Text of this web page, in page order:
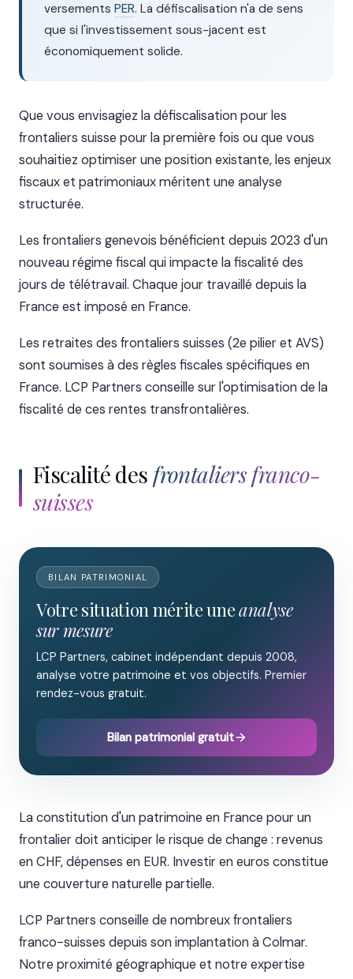
versements PER. La défiscalisation n'a de sens
que si l'investissement sous-jacent est
économiquement solide.
Que vous envisagiez la défiscalisation pour les
frontaliers suisse pour la première fois ou que vous
souhaitiez optimiser une position existante, les enjeux
fiscaux et patrimoniaux méritent une analyse
structurée.
Les frontaliers genevois bénéficient depuis 2023 d'un
nouveau régime fiscal qui impacte la fiscalité des
jours de télétravail. Chaque jour travaillé depuis la
France est imposé en France.
Les retraites des frontaliers suisses (2e pilier et AVS)
sont soumises à des règles fiscales spécifiques en
France. LCP Partners conseille sur l'optimisation de la
fiscalité de ces rentes transfrontalières.
Fiscalité des frontaliers franco-
suisses
BILAN PATRIMONIAL
Votre situation mérite uneanalyse
sur mesure
LCP Partners, cabinet indépendant depuis 2008,
analyse votre patrimoine et vos objectifs. Premier
rendez-vous gratuit.
Bilan patrimonial gratuit
La constitution d'un patrimoine en France pour un
frontalier doit anticiper le risque de change : revenus
en CHF, dépenses en EUR. Investir en euros constitue
une couverture naturelle partielle.
LCP Partners conseille de nombreux frontaliers
franco-suisses depuis son implantation à Colmar.
Notre proximité géographique et notre expertise